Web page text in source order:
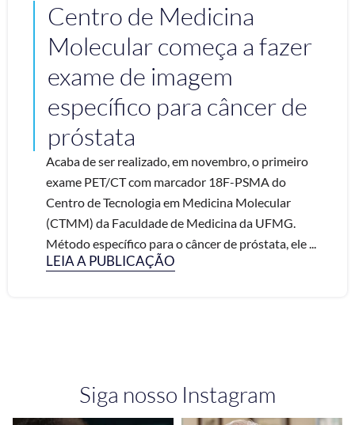
Centro de Medicina
Molecular começa a fazer
exame de imagem
específico para câncer de
próstata
Acaba de ser realizado, em novembro, o primeiro
exame PET/CT com marcador 18F-PSMA do
Centro de Tecnologia em Medicina Molecular
(CTMM) da Faculdade de Medicina da UFMG.
Método específico para o câncer de próstata, ele ...
LEIA A PUBLICAÇÃO
Siga nosso Instagram